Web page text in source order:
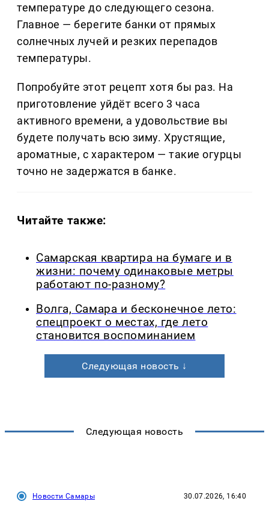
температуре до следующего сезона.
Главное — берегите банки от прямых
солнечных лучей и резких перепадов
температуры.
Попробуйте этот рецепт хотя бы раз. На
приготовление уйдёт всего 3 часа
активного времени, а удовольствие вы
будете получать всю зиму. Хрустящие,
ароматные, с характером — такие огурцы
точно не задержатся в банке.
Читайте также:
Самарская квартира на бумаге и в
жизни: почему одинаковые метры
работают по-разному?
Волга, Самара и бесконечное лето:
спецпроект о местах, где лето
становится воспоминанием
Следующая новость ↓
Следующая новость
Новости Самары 30.07.2026, 16:40